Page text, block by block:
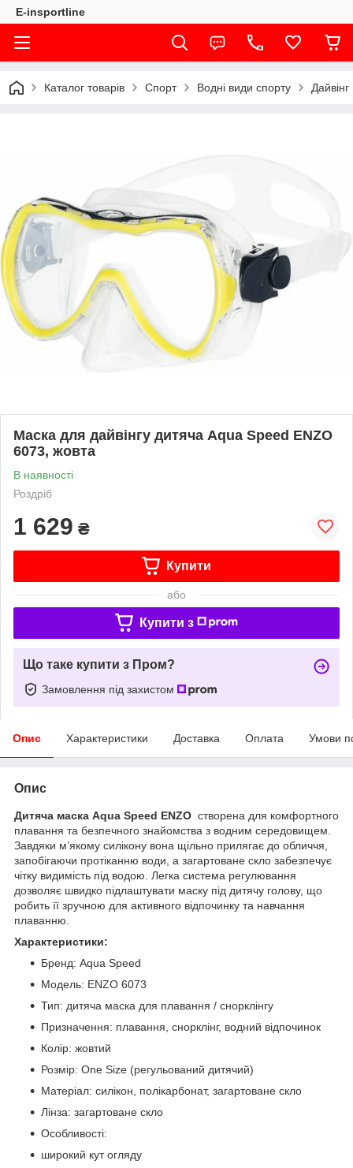
E-insportline
Каталог товарів Спорт Водні види спорту Дайвінг
Маска для дайвінгу дитяча Aqua Speed ENZO
6073, жовта
В наявності
Роздріб
1 629 ₴
Купити
або
Купити з
Що таке купити з Пром?
Замовлення під захистом
Опис Характеристики Доставка Оплата Умови
Опис
Дитяча маска Aqua Speed ENZO створена для комфортного
плавання та безпечного знайомства з водним середовищем.
Завдяки м’якому силікону вона щільно прилягає до обличчя,
запобігаючи протіканню води, а загартоване скло забезпечує
чітку видимість під водою. Легка система регулювання
дозволяє швидко підлаштувати маску під дитячу голову, що
робить її зручною для активного відпочинку та навчання
плаванню.
Характеристики:
Бренд: Aqua Speed
Модель: ENZO 6073
Тип: дитяча маска для плавання / снорклінгу
Призначення: плавання, снорклінг, водний відпочинок
Колір: жовтий
Розмір: One Size (регульований дитячий)
Матеріал: силікон, полікарбонат, загартоване скло
Лінза: загартоване скло
Особливості:
широкий кут огляду